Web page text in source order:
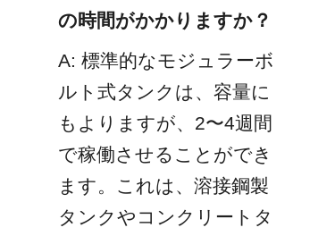
の時間がかかりますか？
A: 標準的なモジュラーボ
ルト式タンクは、容量に
もよりますが、2〜4週間
で稼働させることができ
ます。これは、溶接鋼製
タンクやコンクリートタ